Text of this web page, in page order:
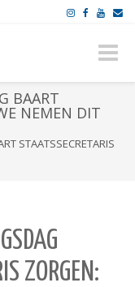
Toggle
BAART
NEMEN DIT
STAATSSECRETARIS
ZORGEN: